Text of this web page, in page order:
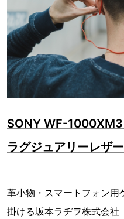
SONY WF-
ラグジュアリーレザ
革小物・スマートフォン用
掛ける坂本ラヂヲ株式会社